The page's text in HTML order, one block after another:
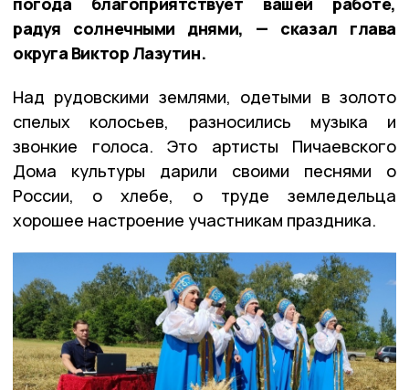
радуя солнечными днями, — сказал глава
округа Виктор Лазутин.
Над рудовскими землями, одетыми в золото
спелых колосьев, разносились музыка и
звонкие голоса. Это артисты Пичаевского
Дома культуры дарили своими песнями о
России, о хлебе, о труде земледельца
хорошее настроение участникам праздника.